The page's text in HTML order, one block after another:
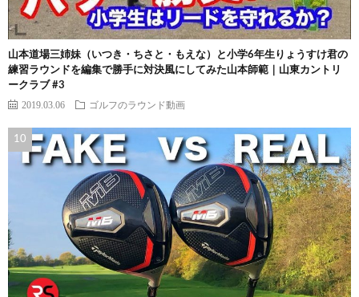
山本道場三姉妹（いつき・ちさと・もえな）と小学6年生りょうすけ君の
練習ラウンドを編集で勝手に対決風にしてみた山本師範｜山東カントリ
ークラブ #3
2019.03.06 ゴルフのラウンド動画